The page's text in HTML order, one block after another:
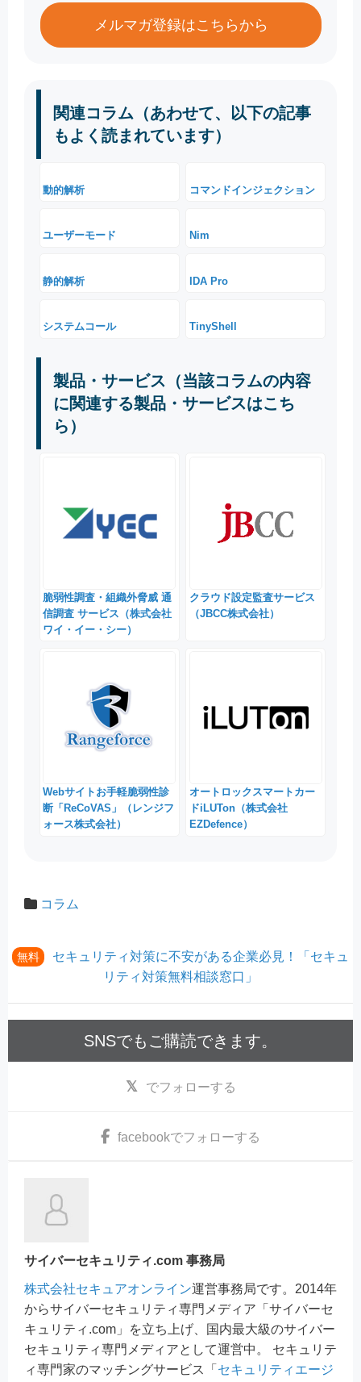
メルマガ登録はこちらから
関連コラム（あわせて、以下の記事
もよく読まれています）
動的解析 コマンドインジェクション
ユーザーモード Nim
静的解析 IDA Pro
システムコール TinyShell
製品・サービス（当該コラムの内容
に関連する製品・サービスはこち
ら）
脆弱性調査・組織外脅威 通
信調査 サービス（株式会社
ワイ・イー・シー）
クラウド設定監査サービス
（JBCC株式会社）
Webサイトお手軽脆弱性診
断「ReCoVAS」（レンジフ
ォース株式会社）
オートロックスマートカー
ドiLUTon（株式会社
EZDefence）
コラム
無料
セキュリティ対策に不安がある企業必見！「セキュ
リティ対策無料相談窓口」
SNSでもご購読できます。
でフォローする
facebookでフォローする
サイバーセキュリティ.com 事務局
株式会社セキュアオンライン運営事務局です。2014年
からサイバーセキュリティ専門メディア「サイバーセ
キュリティ.com」を立ち上げ、国内最大級のサイバー
セキュリティ専門メディアとして運営中。 セキュリテ
ィ専門家のマッチングサービス「 セキュリティエージ